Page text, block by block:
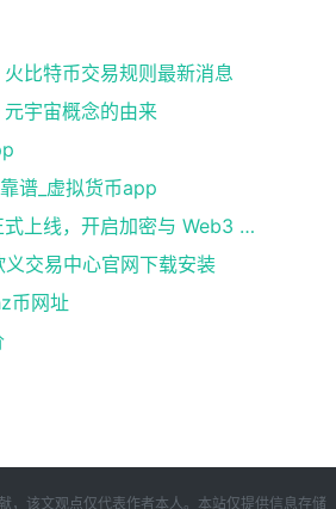
比特币交易规则最新消息
宇宙概念的由来
谱_虚拟货币app
币安 在美国市场正式上线，开启加密与 Web3 创新的全新时代！
交易中心官网下载安装
币网址
，该文观点仅代表作者本人。本站仅提供信息存储